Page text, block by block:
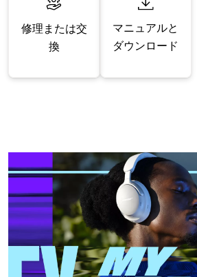
修理または交
換
マニュアルと
ダウンロード